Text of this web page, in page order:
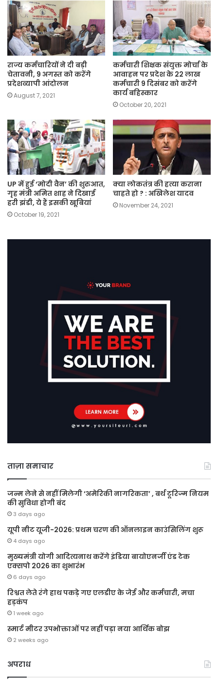
राज्य कर्मचारियों ने दी बड़ी
चेतावनी, 9 अगस्त को करेंगे
प्रदेशव्यापी आंदोलन
August 7, 2021
कर्मचारी शिक्षक संयुक्त मोर्चा के
आवाहन पर प्रदेश के 22 लाख
कर्मचारी 9 दिसंबर को करेंगे
कार्य बहिस्कार
October 20, 2021
UP में हुई ‘मोदी वैन’ की शुरुआत,
गृह मंत्री अमित शाह ने दिखाई
हरी झंडी, ये हैं इसकी खूबियां
October 19, 2021
क्या लोकतंत्र की हत्या कराना
चाहते हो ? : अखिलेश यादव
November 24, 2021
ताज़ा समाचार
जन्म लेने से नहीं मिलेगी ‘अमेरिकी नागरिकता’ , बर्थ टूरिज्म नियम
की सुविधा होगी बंद
3 days ago
यूपी नीट यूजी-2026: प्रथम चरण की ऑनलाइन काउंसिलिंग शुरू
4 days ago
मुख्यमंत्री योगी आदित्यनाथ करेंगे इंडिया बायोएनर्जी एंड टेक
एक्सपो 2026 का शुभारंभ
6 days ago
रिश्वत लेते रंगे हाथ पकड़े गए एलडीए के जेई और कर्मचारी, मचा
हड़कंप
1 week ago
स्मार्ट मीटर उपभोक्ताओं पर नहीं पड़ा नया आर्थिक बोझ
2 weeks ago
अपराध